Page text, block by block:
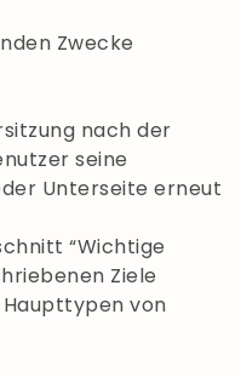
Zwecke
nach der
seine
Unterseite erneut
“Wichtige
Ziele
von